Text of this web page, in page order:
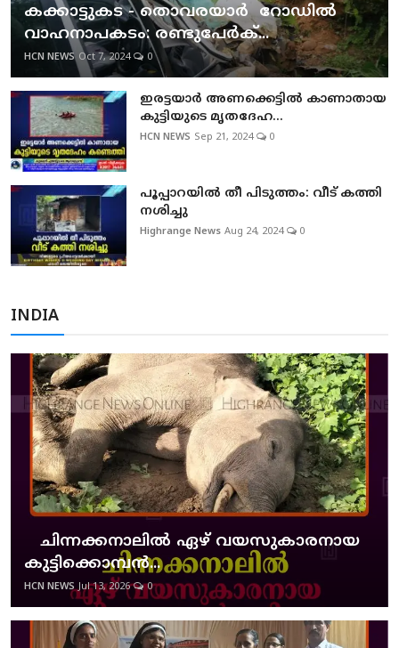
കക്കാട്ടുകട - തൊവരയാർ റോഡിൽ
വാഹനാപകടം: രണ്ടുപേർക്...
HCN NEWS Oct 7, 2024 0
ഇരട്ടയാര്‍ അണക്കെട്ടില്‍ കാണാതായ
കുട്ടിയുടെ മൃതദേഹ...
HCN NEWS Sep 21, 2024 0
പൂപ്പാറയില്‍ തീ പിടുത്തം: വീട് കത്തി
നശിച്ചു
Highrange News Aug 24, 2024 0
INDIA
ചിന്നക്കനാലില്‍ ഏഴ് വയസുകാരനായ
കുട്ടിക്കൊമ്പന്‍...
HCN NEWS Jul 13, 2026 0